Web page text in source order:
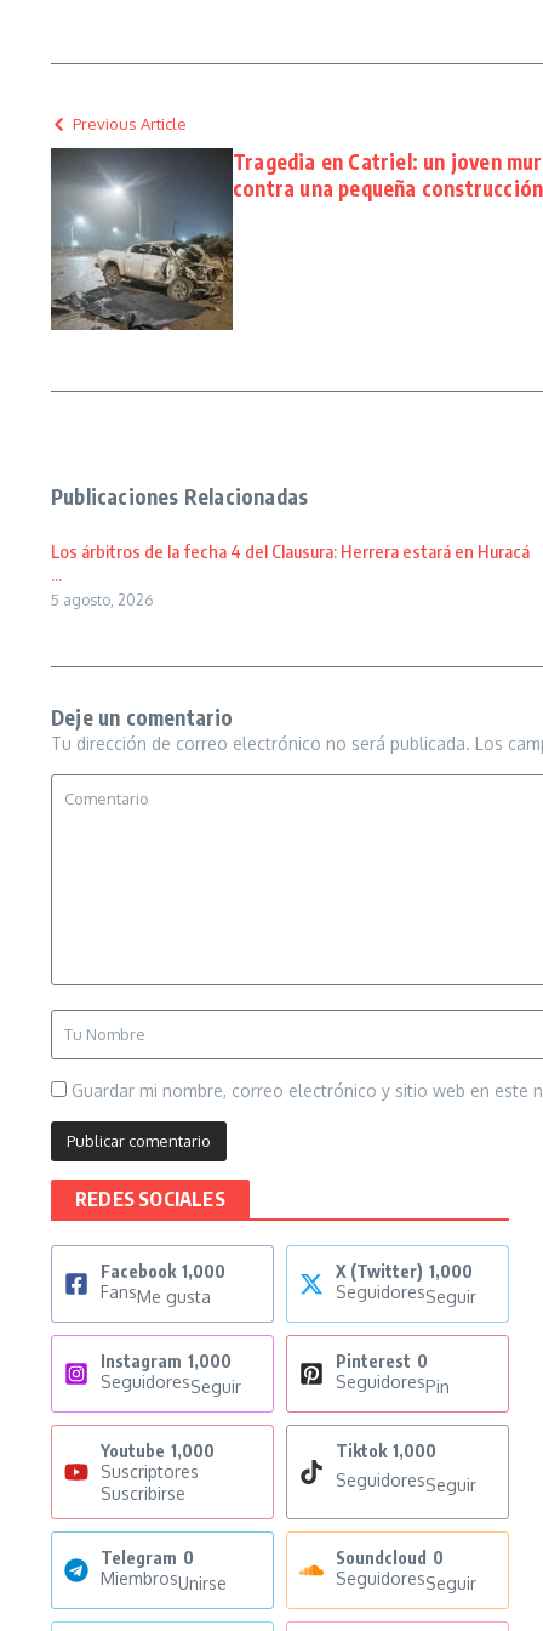
Previous Article
Tragedia en Catriel: un joven
contra una pequeña
Publicaciones Relacionadas
Los árbitros de la fecha 4 del Clausura: Herrera estará en Huracá
...
5 agosto, 2026
Deje un comentario
Tu dirección de correo electrónico no será publicada. Los
Guardar mi nombre, correo electrónico y sitio web en este
REDES SOCIALES
Facebook 1,000
FansMe gusta
X (Twitter) 1,000
SeguidoresSeguir
Instagram 1,000
SeguidoresSeguir
Pinterest 0
SeguidoresPin
Youtube 1,000
Suscriptores
Suscribirse
Tiktok 1,000
SeguidoresSeguir
Telegram 0
MiembrosUnirse
Soundcloud 0
SeguidoresSeguir